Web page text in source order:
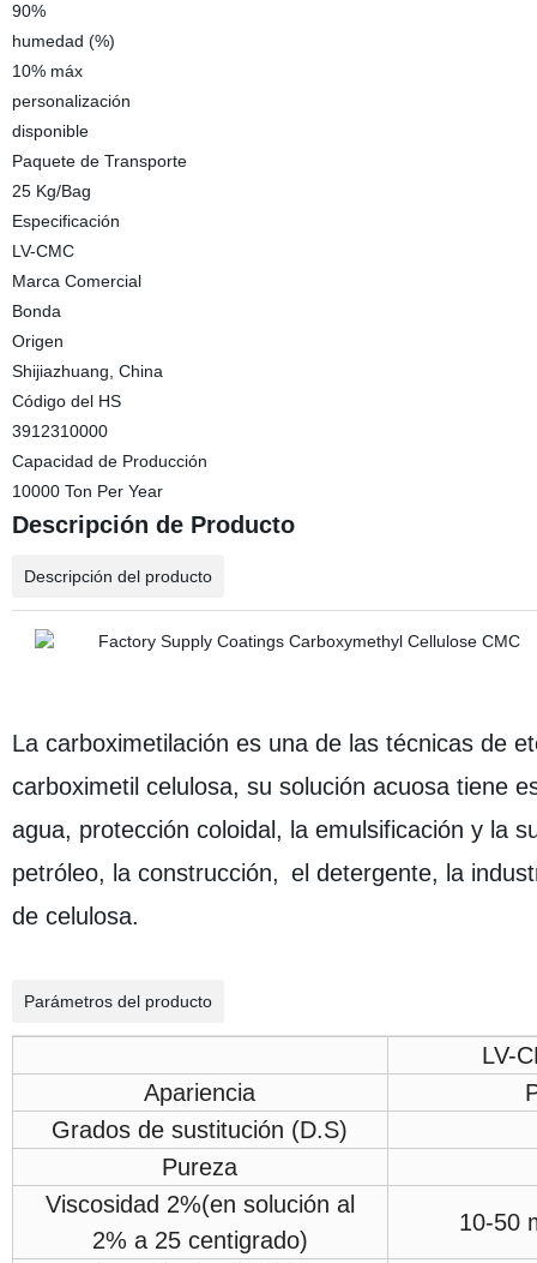
90%
humedad (%)
10% máx
personalización
disponible
Paquete de Transporte
25 Kg/Bag
Especificación
LV-CMC
Marca Comercial
Bonda
Origen
Shijiazhuang, China
Código del HS
3912310000
Capacidad de Producción
10000 Ton Per Year
Descripción de Producto
Descripción del producto
La carboximetilación es una de las técnicas de
carboximetil celulosa, su solución acuosa tiene
agua, protección coloidal, la emulsificación y la
petróleo, la construcción, el detergente, la
de celulosa.
Parámetros del producto
LV-
Apariencia
Grados de sustitución (D.S)
Pureza
Viscosidad 2%(en solución al
2% a 25 centigrado)
10-50